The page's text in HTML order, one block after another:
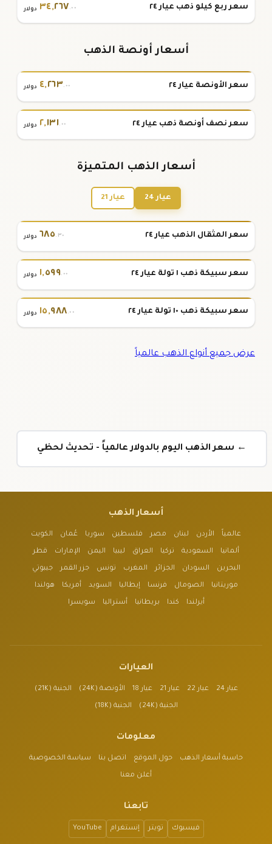
سعر ربع كيلو ذهب عيار ٢٤ ٣٤,٢٦٧.٠٠ دولار
أسعار أونصة الذهب
سعر الأونصة عيار ٢٤ ٤,٢٦٣.٠٠ دولار
سعر نصف أونصة ذهب عيار ٢٤ ٢,١٣١.٠٠ دولار
أسعار الذهب المتميزة
عيار 24 عيار 21
سعر المثقال الذهب عيار ٢٤ ٦٨٥.٣٠ دولار
سعر سبيكة ذهب ١ تولة عيار ٢٤ ١,٥٩٩.٠٠ دولار
سعر سبيكة ذهب ١٠ تولة عيار ٢٤ ١٥,٩٨٨.٠٠ دولار
عرض جميع أنواع الذهب عالمياً
← سعر الذهب اليوم بالدولار عالمياً - تحديث لحظي
أسعار الذهب
عالمياً الأردن لبنان مصر فلسطين سوريا عُمان الكويت
ألمانيا السعودية تركيا العراق ليبيا اليمن الإمارات قطر
البحرين السودان الجزائر المغرب تونس جزر القمر جيبوتي
موريتانيا الصومال فرنسا إيطاليا السويد أمريكا هولندا
أيرلندا كندا بريطانيا أستراليا سويسرا
العيارات
عيار 24 عيار 22 عيار 21 عيار 18 الأونصة (24K) الجنية (21K)
الجنية (24K) الجنية (18K)
معلومات
حاسبة أسعار الذهب حول الموقع اتصل بنا سياسة الخصوصية
أعلن معنا
تابعنا
فيسبوك تويتر إنستغرام YouTube